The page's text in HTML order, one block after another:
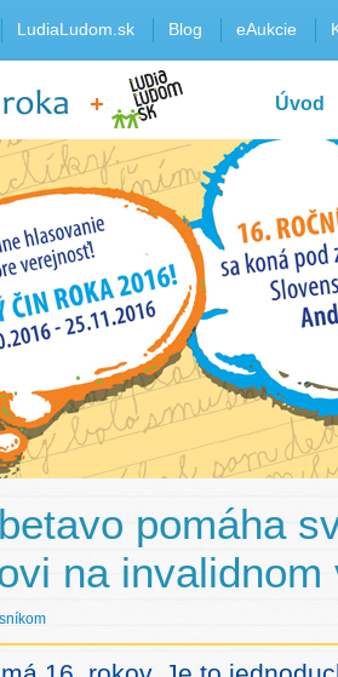
LudiaLudom.sk Blog eAukcie
Úvod
pomáha
na invalidnom